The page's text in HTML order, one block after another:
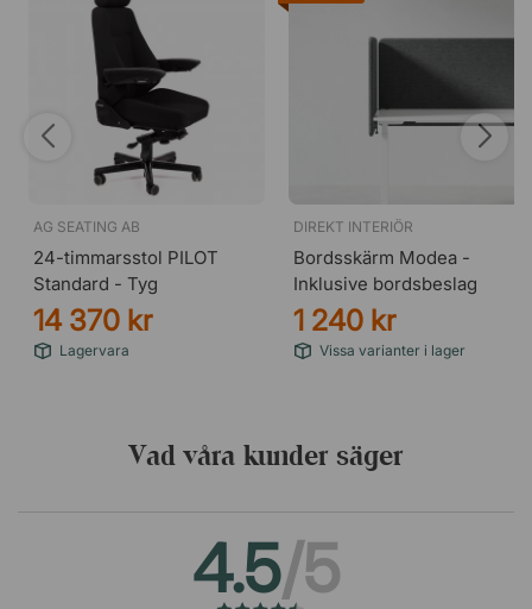
AG SEATING AB
24-timmarsstol PILOT
Standard - Tyg
14 370 kr
Lagervara
DIREKT INTERIÖR
Bordsskärm Modea -
Inklusive bordsbeslag
1 240 kr
Vissa varianter i lager
Vad våra kunder säger
4.5/5